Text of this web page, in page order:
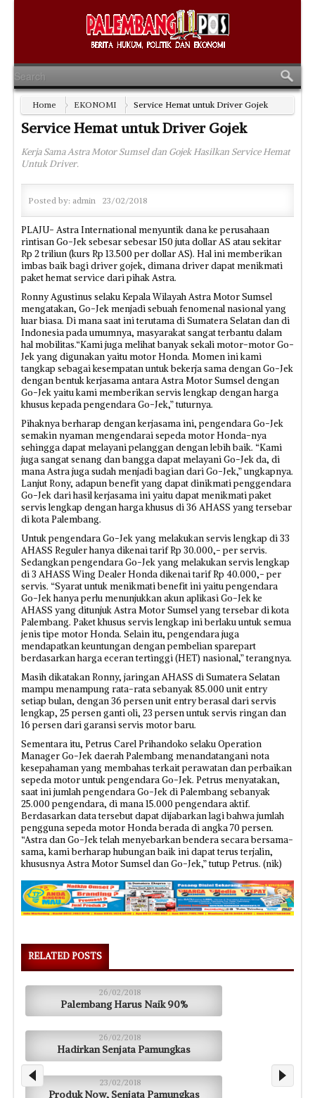
Home EKONOMI Service Hemat untuk Driver Gojek
Service Hemat untuk Driver Gojek
Kerja Sama Astra Motor Sumsel dan Gojek Hasilkan Service Hemat
Untuk Driver.
Posted by: admin 23/02/2018
PLAJU- Astra International menyuntik dana ke perusahaan
rintisan Go-Jek sebesar sebesar 150 juta dollar AS atau sekitar
Rp 2 triliun (kurs Rp 13.500 per dollar AS). Hal ini memberikan
imbas baik bagi driver gojek, dimana driver dapat menikmati
paket hemat service dari pihak Astra.
Ronny Agustinus selaku Kepala Wilayah Astra Motor Sumsel
mengatakan, Go-Jek menjadi sebuah fenomenal nasional yang
luar biasa. Di mana saat ini terutama di Sumatera Selatan dan di
Indonesia pada umumnya, masyarakat sangat terbantu dalam
hal mobilitas.“Kami juga melihat banyak sekali motor-motor Go-
Jek yang digunakan yaitu motor Honda. Momen ini kami
tangkap sebagai kesempatan untuk bekerja sama dengan Go-Jek
dengan bentuk kerjasama antara Astra Motor Sumsel dengan
Go-Jek yaitu kami memberikan servis lengkap dengan harga
khusus kepada pengendara Go-Jek,” tuturnya.
Pihaknya berharap dengan kerjasama ini, pengendara Go-Jek
semakin nyaman mengendarai sepeda motor Honda-nya
sehingga dapat melayani pelanggan dengan lebih baik. “Kami
juga sangat senang dan bangga dapat melayani Go-Jek da, di
mana Astra juga sudah menjadi bagian dari Go-Jek,” ungkapnya.
Lanjut Rony, adapun benefit yang dapat dinikmati penggendara
Go-Jek dari hasil kerjasama ini yaitu dapat menikmati paket
servis lengkap dengan harga khusus di 36 AHASS yang tersebar
di kota Palembang.
Untuk pengendara Go-Jek yang melakukan servis lengkap di 33
AHASS Reguler hanya dikenai tarif Rp 30.000,- per servis.
Sedangkan pengendara Go-Jek yang melakukan servis lengkap
di 3 AHASS Wing Dealer Honda dikenai tarif Rp 40.000,- per
servis. “Syarat untuk menikmati benefit ini yaitu pengendara
Go-Jek hanya perlu menunjukkan akun aplikasi Go-Jek ke
AHASS yang ditunjuk Astra Motor Sumsel yang tersebar di kota
Palembang. Paket khusus servis lengkap ini berlaku untuk semua
jenis tipe motor Honda. Selain itu, pengendara juga
mendapatkan keuntungan dengan pembelian sparepart
berdasarkan harga eceran tertinggi (HET) nasional,” terangnya.
Masih dikatakan Ronny, jaringan AHASS di Sumatera Selatan
mampu menampung rata-rata sebanyak 85.000 unit entry
setiap bulan, dengan 36 persen unit entry berasal dari servis
lengkap, 25 persen ganti oli, 23 persen untuk servis ringan dan
16 persen dari garansi servis motor baru.
Sementara itu, Petrus Carel Prihandoko selaku Operation
Manager Go-Jek daerah Palembang menandatangani nota
kesepahaman yang membahas terkait perawatan dan perbaikan
sepeda motor untuk pengendara Go-Jek. Petrus menyatakan,
saat ini jumlah pengendara Go-Jek di Palembang sebanyak
25.000 pengendara, di mana 15.000 pengendara aktif.
Berdasarkan data tersebut dapat dijabarkan lagi bahwa jumlah
pengguna sepeda motor Honda berada di angka 70 persen.
“Astra dan Go-Jek telah menyebarkan bendera secara bersama-
sama, kami berharap hubungan baik ini dapat terus terjalin,
khususnya Astra Motor Sumsel dan Go-Jek,” tutup Petrus. (nik)
RELATED POSTS
26/02/2018
Palembang Harus Naik 90%
26/02/2018
Hadirkan Senjata Pamungkas
23/02/2018
Produk Now, Senjata Pamungkas